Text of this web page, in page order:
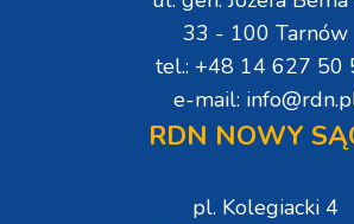
33 - 100 Tarnów
tel.: +48 14 627 50
e-mail:
RDN NOWY
pl. Kolegiacki 4